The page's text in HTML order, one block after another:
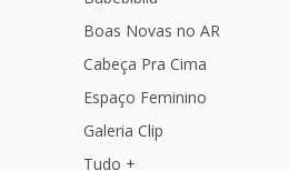
Boas Novas no AR
Cabeça Pra Cima
Espaço Feminino
Galeria Clip
Tudo +